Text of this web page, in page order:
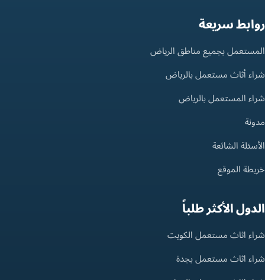
روابط سريعة
المستعمل بجميع مناطق الرياض
شراء أثاث مستعمل بالرياض
شراء المستعمل بالرياض
مدونة
الأسئلة الشائعة
خريطة الموقع
الدول الأكثر طلباً
شراء اثاث مستعمل الكويت
شراء اثاث مستعمل بجدة